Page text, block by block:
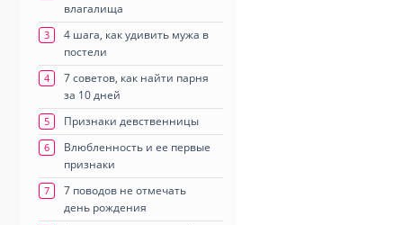
влагалища
3
4 шага, как удивить мужа в
постели
4
7 советов, как найти парня
за 10 дней
5 Признаки девственницы
6
Влюбленность и ее первые
признаки
7
7 поводов не отмечать
день рождения